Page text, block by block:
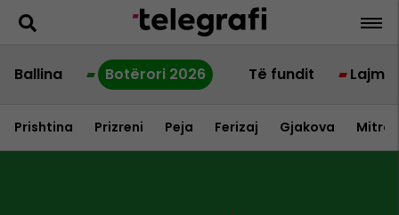
Ballina Botërori 2026 Të fundit Lajme
Prishtina Prizreni Peja Ferizaj Gjakova